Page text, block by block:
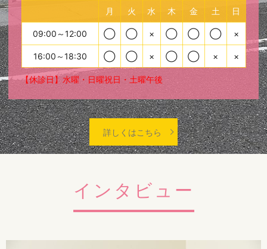
月 火 水 木 金 土 日
09:00～12:00 ◯ ◯ × ◯ ◯ ◯ ×
16:00～18:30 ◯ ◯ × ◯ ◯ × ×
【休診日】水曜・日曜祝日・土曜午後
詳しくはこちら
インタビュー